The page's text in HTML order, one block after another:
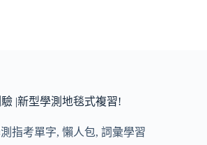
|新型學測地毯式複習!
指考單字, 懶人包, 詞彙學習